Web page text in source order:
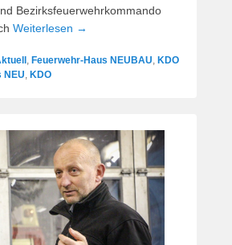
Bezirksfeuerwehrkommando
Weiterlesen →
Feuerwehr-Haus NEUBAU KDO
NEU KDO